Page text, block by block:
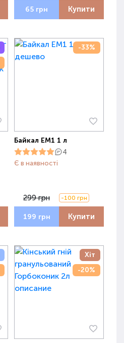
65 грн Купити
-33%
Байкал ЕМ1 1 л
4
Є в наявності
299 грн -100 грн
199 грн Купити
Хіт
-20%